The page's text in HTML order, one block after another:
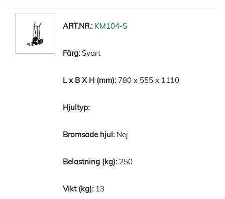
KM104-S
Svart
780 x 555 x 1110
Nej
250
13